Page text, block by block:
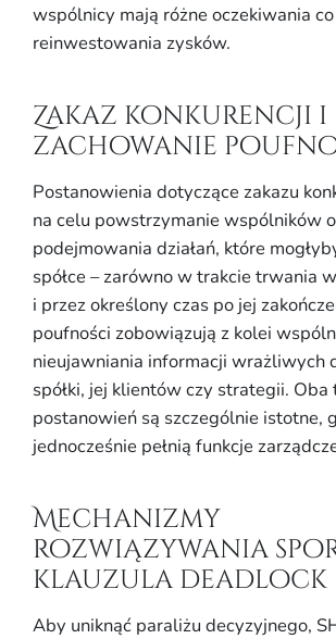
wspólnicy mają różne oczekiwania
reinwestowania zysków.
Zakaz konkurencji i
zachowanie
Postanowienia dotyczące zakazu
na celu powstrzymanie wspólników
podejmowania działań, które
spółce – zarówno w trakcie trwania
i przez określony czas po jej
poufności zobowiązują z kolei
nieujawniania informacji wrażliwych
spółki, jej klientów czy strategii. Oba
postanowień są szczególnie istotne,
jednocześnie pełnią funkcje
Mechanizmy
rozwiązywania
klauzula deadlock
Aby uniknąć paraliżu decyzyjnego,